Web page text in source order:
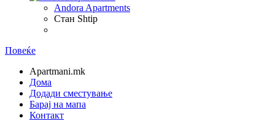
Andora Apartments
Стан Shtip
Повеќе
Apartmani.mk
Дома
Додади сместување
Барај на мапа
Контакт